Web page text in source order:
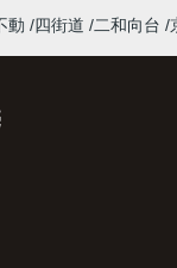
動 四街道 二和向台